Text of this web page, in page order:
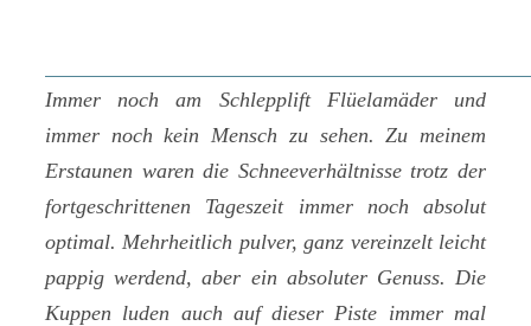
Immer noch am Schlepplift Flüelamäder und
immer noch kein Mensch zu sehen. Zu meinem
Erstaunen waren die Schneeverhältnisse trotz der
fortgeschrittenen Tageszeit immer noch absolut
optimal. Mehrheitlich pulver, ganz vereinzelt leicht
pappig werdend, aber ein absoluter Genuss. Die
Kuppen luden auch auf dieser Piste immer mal